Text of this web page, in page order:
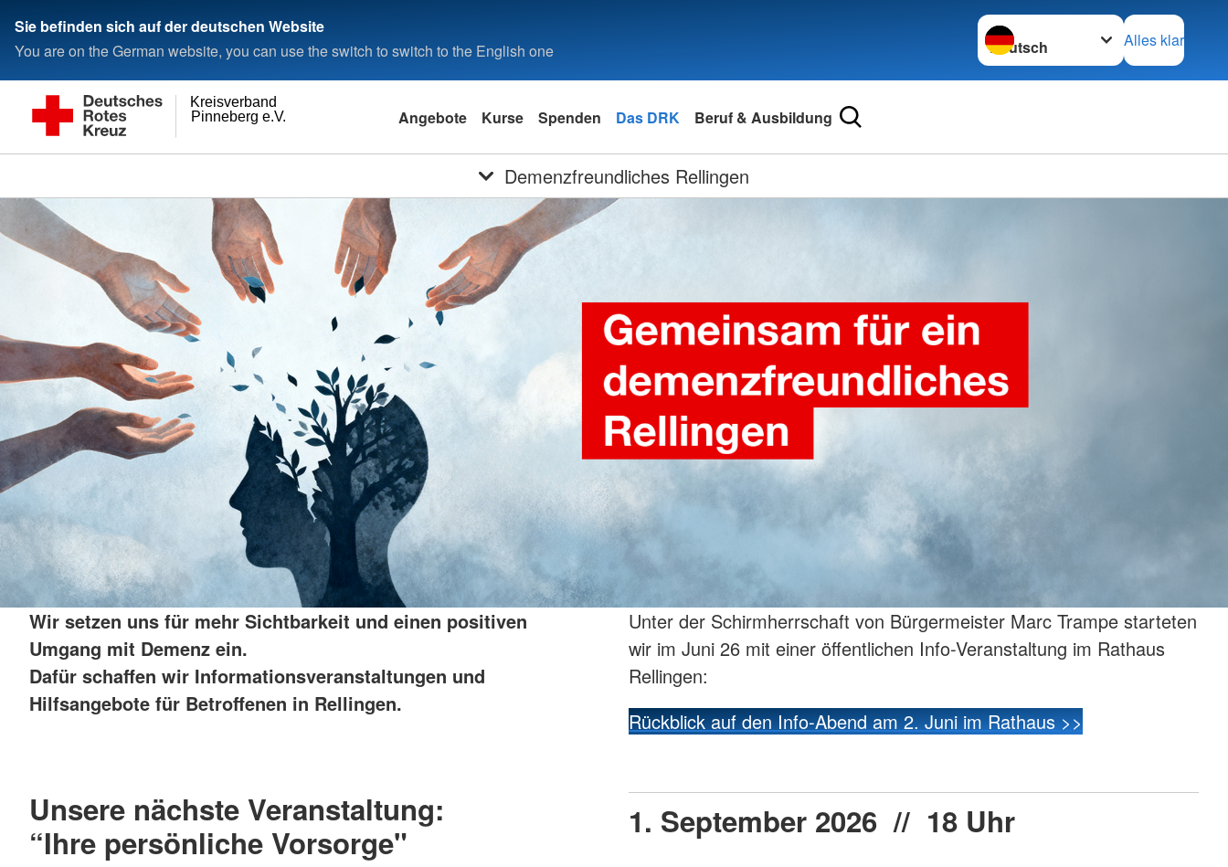
Sie befinden sich auf der deutschen Website
You are on the German website, you can use the switch to switch to the English one
Sprache wechseln zu
Alles klar
Pinneberg e.V.
Kreisverband
Angebote Kurse Spenden Das DRK Beruf & Ausbildung
Demenzfreundliches Rellingen
Wir setzen uns für mehr Sichtbarkeit und einen positiven
Umgang mit Demenz ein.
Dafür schaffen wir Informationsveranstaltungen und
Hilfsangebote für Betroffenen in Rellingen.
Unter der Schirmherrschaft von Bürgermeister Marc Trampe starteten
wir im Juni 26 mit einer öffentlichen Info-Veranstaltung im Rathaus
Rellingen:
Rückblick auf den Info-Abend am 2. Juni im Rathaus >>
Unsere nächste Veranstaltung:
“Ihre persönliche Vorsorge"
1. September 2026 // 18 Uhr